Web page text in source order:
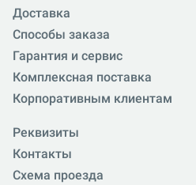
Доставка
Способы заказа
Гарантия и сервис
Комплексная поставка
Корпоративным клиентам
Реквизиты
Контакты
Схема проезда